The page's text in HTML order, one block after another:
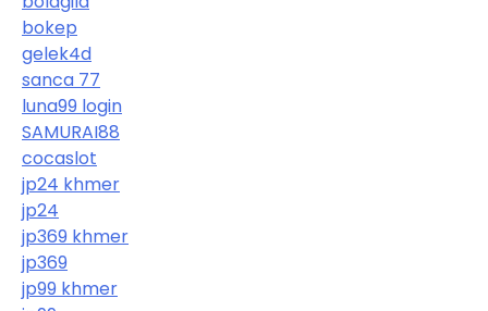
bokep
gelek4d
sanca 77
luna99 login
SAMURAI88
cocaslot
jp24 khmer
jp24
jp369 khmer
jp369
jp99 khmer